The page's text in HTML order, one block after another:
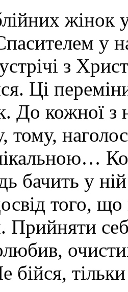
жінок
Спасителем
з
Ці
До кожної з
тому,
бачить у
того,
бійся,